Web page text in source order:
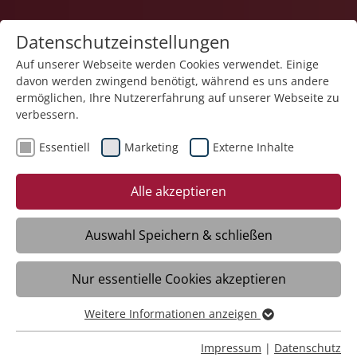
Karriere
Auszubildender zum Fachmann für
Systemgastronomie (m/w/d) für 2026
Datenschutzeinstellungen
Auf unserer Webseite werden Cookies verwendet. Einige
davon werden zwingend benötigt, während es uns andere
ermöglichen, Ihre Nutzererfahrung auf unserer Webseite zu
verbessern.
Essentiell Marketing Externe Inhalte
Alle akzeptieren
Auswahl Speichern & schließen
Nur essentielle Cookies akzeptieren
Essentiell
Essentielle Cookies werden für grundlegende Funktionen
Weitere Informationen anzeigen
Impressum | Datenschutz